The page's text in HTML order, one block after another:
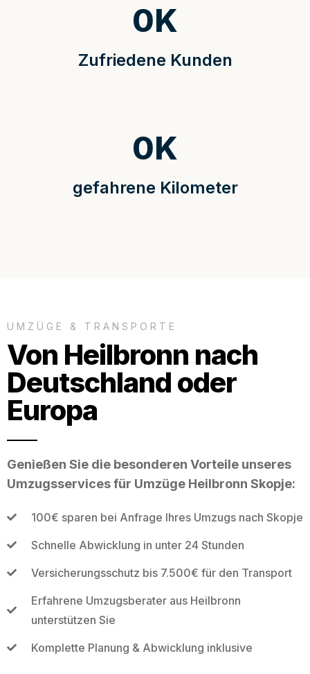
Zufriedene Kunden
0K
gefahrene Kilometer
0K
UMZÜGE & TRANSPORTE
Von Heilbronn nach
Deutschland oder
Europa
Genießen Sie die besonderen Vorteile unseres
Umzugsservices für Umzüge Heilbronn Skopje:
100€ sparen bei Anfrage Ihres Umzugs nach Skopje
Schnelle Abwicklung in unter 24 Stunden
Versicherungsschutz bis 7.500€ für den Transport
Erfahrene Umzugsberater aus Heilbronn
unterstützen Sie
Komplette Planung & Abwicklung inklusive